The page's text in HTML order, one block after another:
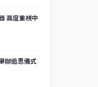
高度重視中
辦追思儀式